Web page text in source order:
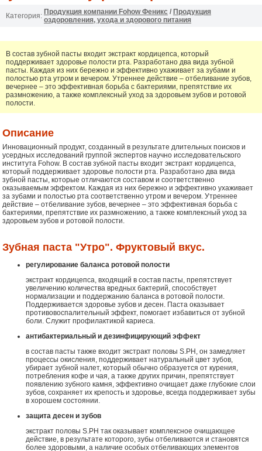
Категория: Продукция компании Fohow Феникс / Продукция
оздоровления, ухода и здорового питания
В состав зубной пасты входит экстракт кордицепса, который
поддерживает здоровье полости рта. Разработано два вида зубной
пасты. Каждая из них бережно и эффективно ухаживает за зубами и
полостью рта утром и вечером. Утреннее действие – отбеливание зубов,
вечернее – это эффективная борьба с бактериями, препятствие их
размножению, а также комплексный уход за здоровьем зубов и ротовой
полости.
Описание
Инновационный продукт, созданный в результате длительных поисков и
усердных исследований группой экспертов научно исследовательского
института Fohow. В состав зубной пасты входит экстракт кордицепса,
который поддерживает здоровье полости рта. Разработано два вида
зубной пасты, которые отличаются составом и соответственно
оказываемым эффектом. Каждая из них бережно и эффективно ухаживает
за зубами и полостью рта соответственно утром и вечером. Утреннее
действие – отбеливание зубов, вечернее – это эффективная борьба с
бактериями, препятствие их размножению, а также комплексный уход за
здоровьем зубов и ротовой полости.
Зубная паста "Утро". Фруктовый вкус.
регулирование баланса ротовой полости
экстракт кордицепса, входящий в состав пасты, препятствует
увеличению количества вредных бактерий, способствует
нормализации и поддержанию баланса в ротовой полости.
Поддерживается здоровье зубов и десен. Паста оказывает
противовоспалительный эффект, помогает избавиться от зубной
боли. Служит профилактикой кариеса.
антибактериальный и дезинфицирующий эффект
в состав пасты также входит экстракт половы S.PH, он замедляет
процессы окисления, поддерживает натуральный цвет зубов,
убирает зубной налет, который обычно образуется от курения,
потребления кофе и чая, а также других причин, препятствует
появлению зубного камня, эффективно очищает даже глубокие слои
зубов, сохраняет их крепость и здоровье, всегда поддерживает зубы
в хорошем состоянии.
защита десен и зубов
экстракт половы S.PH так оказывает комплексное очищающее
действие, в результате которого, зубы отбеливаются и становятся
более здоровыми, а наличие особых отбеливающих элементов